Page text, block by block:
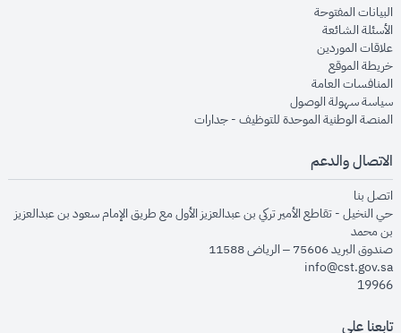
البيانات المفتوحةopens in new window
الأسئلة الشائعةopens in new window
علاقات الموردينopens in new window
خريطة الموقعopens in new window
المنافسات العامةopens in new window
سياسة سهولة الوصولopens in new window
المنصة الوطنية الموحدة للتوظيف - جداراتopens in new window
الاتصال والدعم
اتصل بنا
حي النخيل - تقاطع الأمير تركي بن عبدالعزيز الأول مع طريق الإمام سعود بن عبدالعزيز
بن محمد
صندوق البريد 75606 – الرياض 11588
info@cst.gov.sa
19966
تابعنا على